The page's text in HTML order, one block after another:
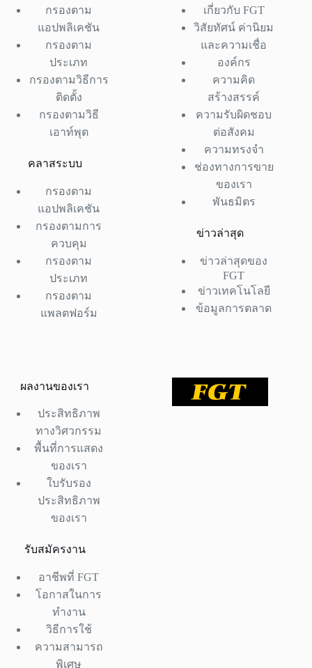
กรองตาม
แอปพลิเคชัน
กรองตาม
ประเภท
กรองตามวิธีการ
ติดตั้ง
กรองตามวิธี
เอาท์พุต
คลาสระบบ
กรองตาม
แอปพลิเคชัน
กรองตามการ
ควบคุม
กรองตาม
ประเภท
กรองตาม
แพลตฟอร์ม
เกี่ยวกับ FGT
วิสัยทัศน์ ค่านิยม
และความเชื่อ
องค์กร
ความคิด
สร้างสรรค์
ความรับผิดชอบ
ต่อสังคม
ความทรงจำ
ช่องทางการขาย
ของเรา
พันธมิตร
ข่าวล่าสุด
ข่าวล่าสุดของ
FGT
ข่าวเทคโนโลยี
ข้อมูลการตลาด
ผลงานของเรา
ประสิทธิภาพ
ทางวิศวกรรม
พื้นที่การแสดง
ของเรา
ใบรับรอง
ประสิทธิภาพ
ของเรา
รับสมัครงาน
อาชีพที่ FGT
โอกาสในการ
ทำงาน
วิธีการใช้
ความสามารถ
พิเศษ